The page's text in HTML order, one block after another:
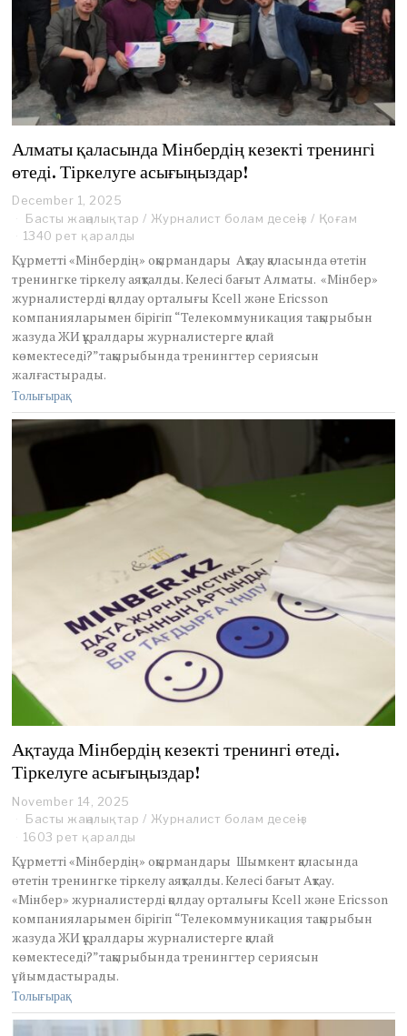
Алматы қаласында Мінбердің кезекті тренингі
өтеді. Тіркелуге асығыңыздар!
December 1, 2025
e
c
m
b
e
r
1
5
,
2
5
Басты жаңалықтар / Журналист болам десеңіз / Қоғам
1340 рет қаралды
Құрметті «Мінбердің» оқырмандары Ақтау қаласында өтетін
тренингке тіркелу аяқталды. Келесі бағыт Алматы. «Мінбер»
журналистерді қолдау орталығы Kсell және Ericsson
компанияларымен бірігіп “Телекоммуникация тақырыбын
жазуда ЖИ құралдары журналистерге қалай
көмектеседі?”тақырыбында тренингтер сериясын
жалғастырады.
Толығырақ
Ақтауда Мінбердің кезекті тренингі өтеді.
Тіркелуге асығыңыздар!
November 14, 2025
Басты жаңалықтар / Журналист болам десеңіз
1603 рет қаралды
Құрметті «Мінбердің» оқырмандары Шымкент қаласында
өтетін тренингке тіркелу аяқталды. Келесі бағыт Ақтау.
«Мінбер» журналистерді қолдау орталығы Kсell және Ericsson
компанияларымен бірігіп “Телекоммуникация тақырыбын
жазуда ЖИ құралдары журналистерге қалай
көмектеседі?”тақырыбында тренингтер сериясын
ұйымдастырады.
Толығырақ